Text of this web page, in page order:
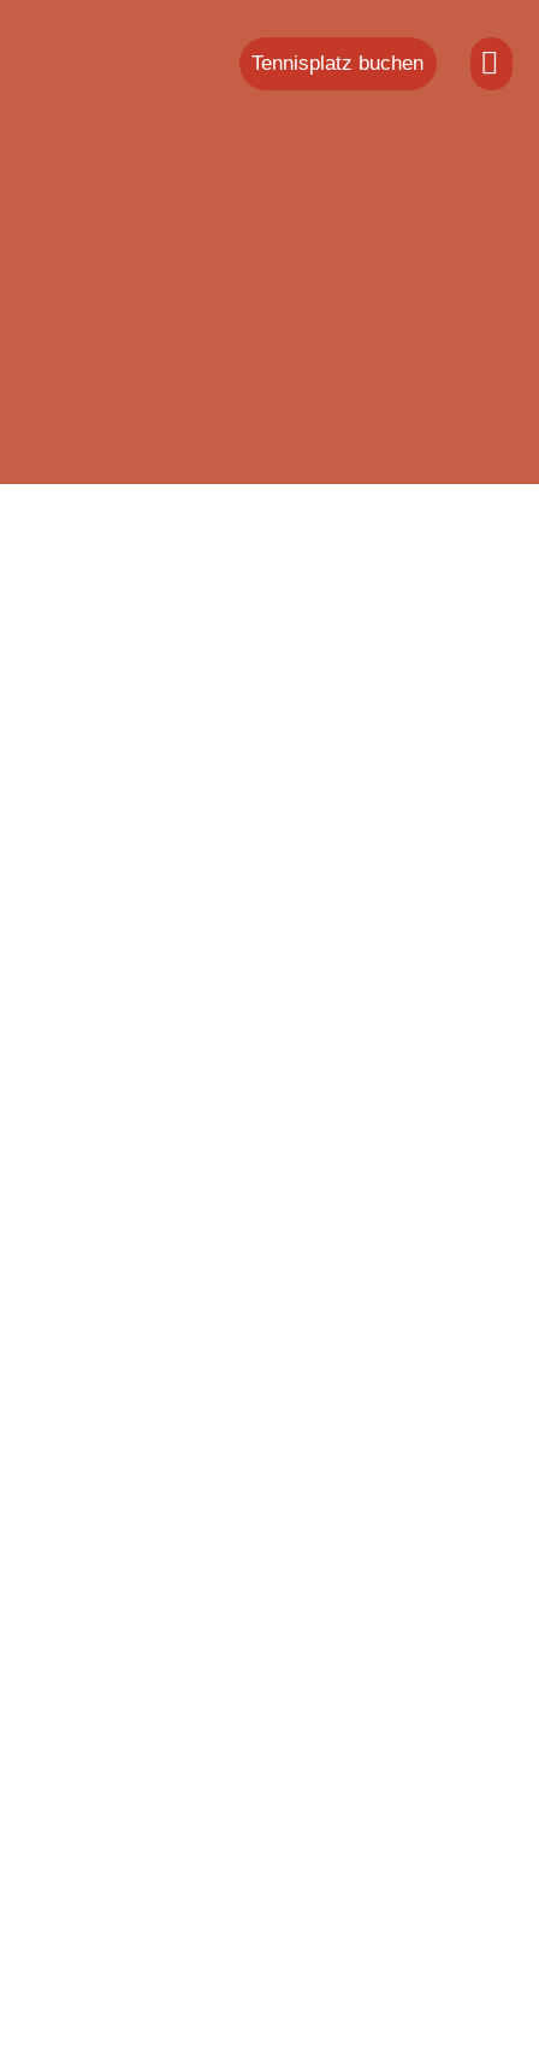
Tennisplatz buchen